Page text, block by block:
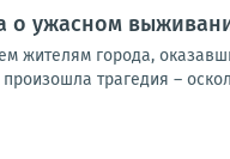
о ужасном
жителям города,
трагедия –